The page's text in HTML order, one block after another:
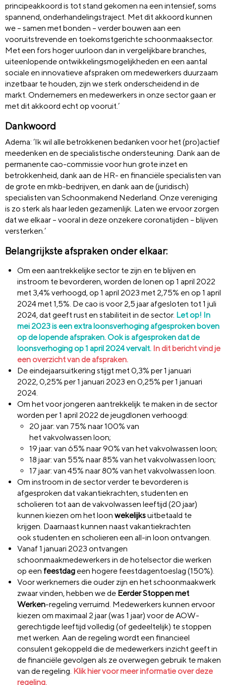
principeakkoord is tot stand gekomen na een intensief, soms
spannend, onderhandelingstraject. Met dit akkoord kunnen
we – samen met bonden – verder bouwen aan een
vooruitstrevende en toekomstgerichte schoonmaaksector.
Met een fors hoger uurloon dan in vergelijkbare branches,
uiteenlopende ontwikkelingsmogelijkheden en een aantal
sociale en innovatieve afspraken om medewerkers duurzaam
inzetbaar te houden, zijn we sterk onderscheidend in de
markt. Ondernemers en medewerkers in onze sector gaan er
met dit akkoord echt op vooruit.’
Dankwoord
Adema: ‘Ik wil alle betrokkenen bedanken voor het (pro)actief
meedenken en de specialistische ondersteuning. Dank aan de
permanente cao-commissie voor hun grote inzet en
betrokkenheid, dank aan de HR- en financiële specialisten van
de grote en mkb-bedrijven, en dank aan de (juridisch)
specialisten van Schoonmakend Nederland. Onze vereniging
is zo sterk als haar leden gezamenlijk. Laten we ervoor zorgen
dat we elkaar – vooral in deze onzekere coronatijden – blijven
versterken.’
Belangrijkste afspraken onder elkaar:
Om een aantrekkelijke sector te zijn en te blijven en
instroom te bevorderen, worden de lonen op 1 april 2022
met 3,4% verhoogd, op 1 april 2023 met 2,75% en op 1 april
2024 met 1,5%. De cao is voor 2,5 jaar afgesloten tot 1 juli
2024, dat geeft rust en stabiliteit in de sector. Let op! In
mei 2023 is een extra loonsverhoging afgesproken boven
op de lopende afspraken. Ook is afgesproken dat de
loonsverhoging op 1 april 2024 vervalt. In dit bericht vind je
een overzicht van de afspraken.
De eindejaarsuitkering stijgt met 0,3% per 1 januari
2022, 0,25% per 1 januari 2023 en 0,25% per 1 januari
2024.
Om het voor jongeren aantrekkelijk te maken in de sector
worden per 1 april 2022 de jeugdlonen verhoogd:
20 jaar: van 75% naar 100% van
het vakvolwassen loon;
19 jaar: van 65% naar 90% van het vakvolwassen loon;
18 jaar: van 55% naar 85% van het vakvolwassen loon;
17 jaar: van 45% naar 80% van het vakvolwassen loon.
Om instroom in de sector verder te bevorderen is
afgesproken dat vakantiekrachten, studenten en
scholieren tot aan de vakvolwassen leeftijd (20 jaar)
kunnen kiezen om het loon wekelijksuitbetaald te
krijgen. Daarnaast kunnen naast vakantiekrachten
ook studenten en scholieren een all-in loon ontvangen.
Vanaf 1 januari 2023 ontvangen
schoonmaakmedewerkers in de hotelsector die werken
op een feestdageen hogere feestdagentoeslag (150%).
Voor werknemers die ouder zijn en het schoonmaakwerk
zwaar vinden, hebben we de Eerder Stoppen met
Werken-regeling verruimd. Medewerkers kunnen ervoor
kiezen om maximaal 2 jaar (was 1 jaar) voor de AOW-
gerechtigde leeftijd volledig (of gedeeltelijk) te stoppen
met werken. Aan de regeling wordt een financieel
consulent gekoppeld die de medewerkers inzicht geeft in
de financiële gevolgen als ze overwegen gebruik te maken
van de regeling. Klik hier voor meer informatie over deze
regeling.